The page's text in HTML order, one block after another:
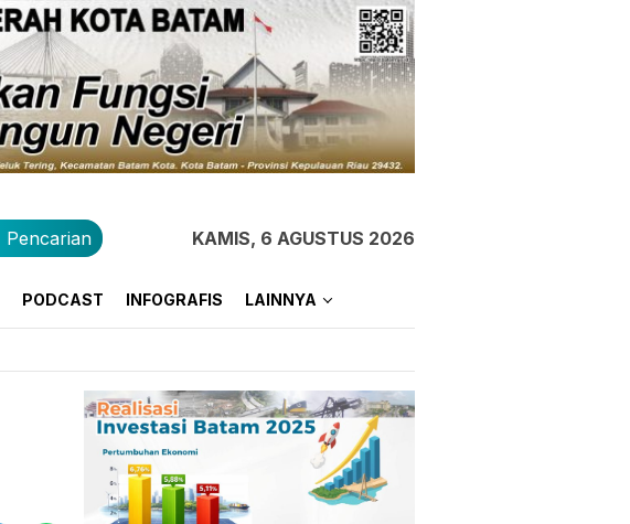
Pencarian KAMIS, 6 AGUSTUS 2026
PODCAST INFOGRAFIS LAINNYA